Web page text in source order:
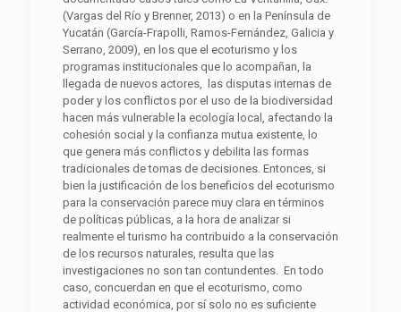
(Vargas del Río y Brenner, 2013) o en la Península de
Yucatán (García-Frapolli, Ramos-Fernández, Galicia y
Serrano, 2009), en los que el ecoturismo y los
programas institucionales que lo acompañan, la
llegada de nuevos actores, las disputas internas de
poder y los conflictos por el uso de la biodiversidad
hacen más vulnerable la ecología local, afectando la
cohesión social y la confianza mutua existente, lo
que genera más conflictos y debilita las formas
tradicionales de tomas de decisiones. Entonces, si
bien la justificación de los beneficios del ecoturismo
para la conservación parece muy clara en términos
de políticas públicas, a la hora de analizar si
realmente el turismo ha contribuido a la conservación
de los recursos naturales, resulta que las
investigaciones no son tan contundentes. En todo
caso, concuerdan en que el ecoturismo, como
actividad económica, por sí solo no es suficiente